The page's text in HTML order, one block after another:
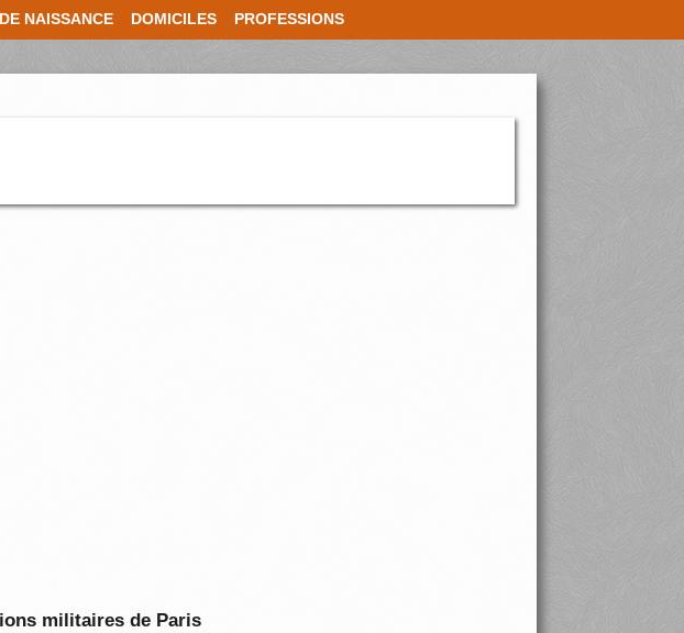
NAISSANCE DOMICILES PROFESSIONS
militaires de Paris